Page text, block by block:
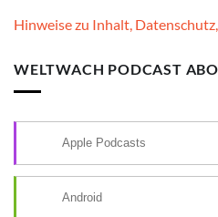
Hinweise zu Inhalt,
WELTWACH PODCAST
Apple Podcasts
Android